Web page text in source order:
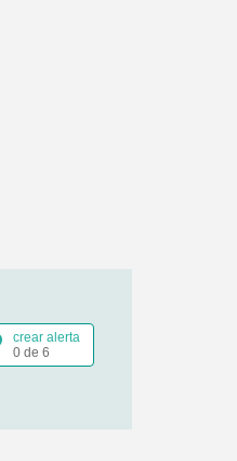
crear alerta
0 de 6